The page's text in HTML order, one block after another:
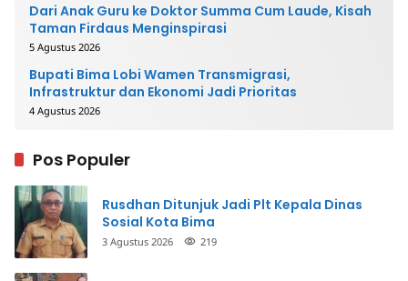
Dari Anak Guru ke Doktor Summa Cum Laude, Kisah
Taman Firdaus Menginspirasi
5 Agustus 2026
Bupati Bima Lobi Wamen Transmigrasi,
Infrastruktur dan Ekonomi Jadi Prioritas
4 Agustus 2026
Pos Populer
Rusdhan Ditunjuk Jadi Plt Kepala Dinas
Sosial Kota Bima
3 Agustus 2026 219